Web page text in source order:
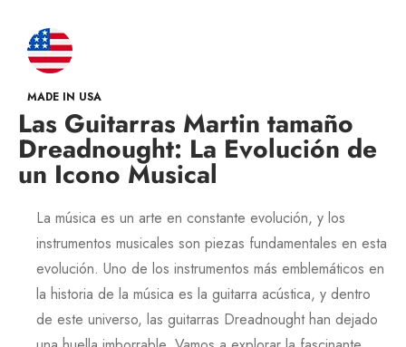
MADE IN USA
Las Guitarras Martin tamaño
Dreadnought: La Evolución de
un Icono Musical
La música es un arte en constante evolución, y los
instrumentos musicales son piezas fundamentales en esta
evolución. Uno de los instrumentos más emblemáticos en
la historia de la música es la guitarra acústica, y dentro
de este universo, las guitarras Dreadnoughthan dejado